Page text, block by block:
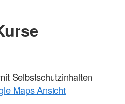
Selbstschutzinhalten
Maps Ansicht